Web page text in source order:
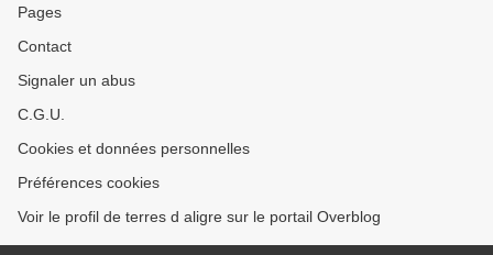
Pages
Contact
Signaler un abus
C.G.U.
Cookies et données personnelles
Préférences cookies
Voir le profil de terres d aligre sur le portail Overblog